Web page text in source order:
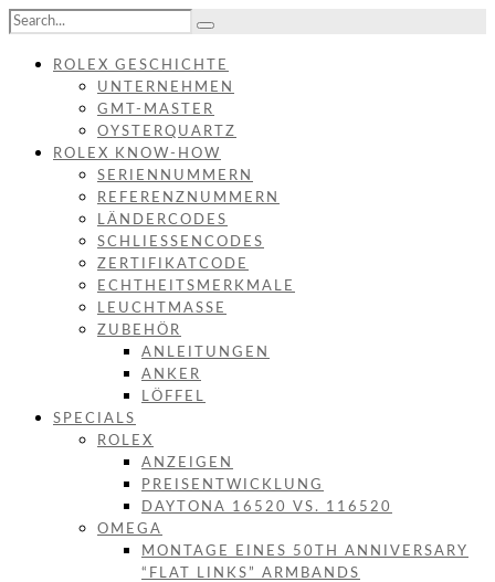
ROLEX GESCHICHTE
UNTERNEHMEN
GMT-MASTER
OYSTERQUARTZ
ROLEX KNOW-HOW
SERIENNUMMERN
REFERENZNUMMERN
LÄNDERCODES
SCHLIESSENCODES
ZERTIFIKATCODE
ECHTHEITSMERKMALE
LEUCHTMASSE
ZUBEHÖR
ANLEITUNGEN
ANKER
LÖFFEL
SPECIALS
ROLEX
ANZEIGEN
PREISENTWICKLUNG
DAYTONA 16520 VS. 116520
OMEGA
MONTAGE EINES 50TH ANNIVERSARY
“FLAT LINKS” ARMBANDS